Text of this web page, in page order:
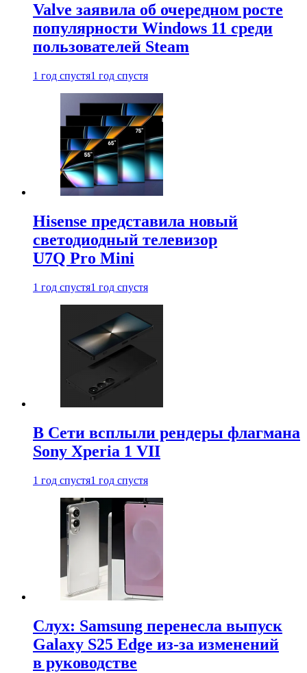
Valve заявила об очередном росте
популярности Windows 11 среди
пользователей Steam
1 год спустя1 год спустя
Hisense представила новый
светодиодный телевизор
U7Q Pro Mini
1 год спустя1 год спустя
В Сети всплыли рендеры флагмана
Sony Xperia 1 VII
1 год спустя1 год спустя
Слух: Samsung перенесла выпуск
Galaxy S25 Edge из-за изменений
в руководстве